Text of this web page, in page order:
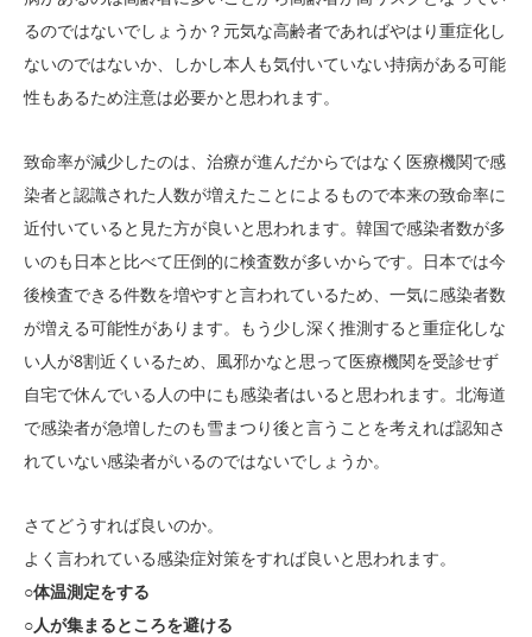
るのではないでしょうか？元気な高齢者であればやはり重症化し
ないのではないか、しかし本人も気付いていない持病がある可能
性もあるため注意は必要かと思われます。
致命率が減少したのは、治療が進んだからではなく医療機関で感
染者と認識された人数が増えたことによるもので本来の致命率に
近付いていると見た方が良いと思われます。韓国で感染者数が多
いのも日本と比べて圧倒的に検査数が多いからです。日本では今
後検査できる件数を増やすと言われているため、一気に感染者数
が増える可能性があります。もう少し深く推測すると重症化しな
い人が8割近くいるため、風邪かなと思って医療機関を受診せず
自宅で休んでいる人の中にも感染者はいると思われます。北海道
で感染者が急増したのも雪まつり後と言うことを考えれば認知さ
れていない感染者がいるのではないでしょうか。
さてどうすれば良いのか。
よく言われている感染症対策をすれば良いと思われます。
○体温測定をする
○人が集まるところを避ける